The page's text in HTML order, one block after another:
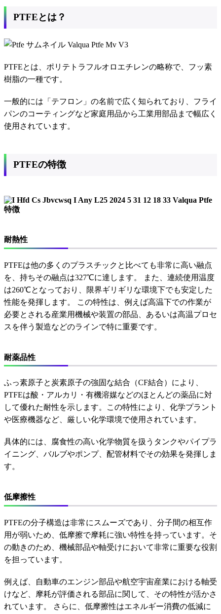
PTFEとは？
PTFEとは、ポリテトラフルオロエチレンの略称で、フッ素
樹脂の一種です。
一般的には「テフロン」の名前で広く知られており、フライ
パンのコーティングなど家庭用品から工業用部品まで幅広く
使用されています。
PTFEの特徴
耐熱性
PTFEは他の多くのプラスチックと比べても非常に高い融点
を、持ちその融点は327℃に達します。 また、連続使用温度
は260℃となっており、限界ギリギリな環境下でも安定した
性能を発揮します。 この特性は、例えば高温下での作業が
必要とされる産業用機械や装置の部品、あるいは高温プロセ
スを伴う製造などのラインで特に重要です。
耐薬品性
ふっ素原子と炭素原子の強固な結合（CF結合）により、
PTFEは酸・アルカリ・有機溶媒などのほとんどの薬品に対
して優れた耐性を示します。この特性により、化学プラント
や医療機器など、厳しい化学環境で使用されています。
具体的には、腐食性の高い化学物質を扱うタンクやパイプラ
イニング、バルブやポンプ、配管材料でその効果を発揮しま
す。
低摩擦性
PTFEの分子構造は非常にスムーズであり、分子間の相互作
用が弱いため、低摩擦で摩耗に強い特性を持っています。そ
の動きのため、機械部品や軸受けにおいて非常に重要な役割
を担っています。
例えば、自動車のエンジン部品や航空宇宙産業における軸受
けなど、摩耗が評価される部品に関して、その特性が活かさ
れています。 さらに、低摩擦性はエネルギー消費の低減に